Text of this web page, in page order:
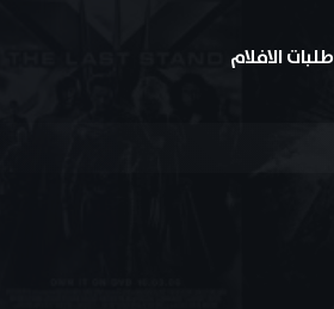
طلبات الافلام